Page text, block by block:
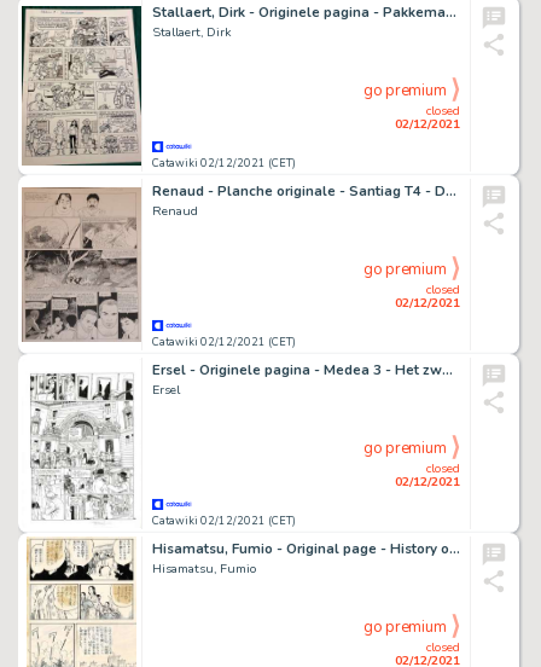
Stallaert, Dirk - Originele pagina - Pakkeman en Poulet 7 - De namaak misdaad
Stallaert, Dirk
Catawiki 02/12/2021 (CET)
closed
02/12/2021
go premium
Renaud - Planche originale - Santiag T4 - De l'autre côté du Rio - (1995)
Renaud
Catawiki 02/12/2021 (CET)
closed
02/12/2021
go premium
Ersel - Originele pagina - Medea 3 - Het zwaard van Troje - (2011)
Ersel
Catawiki 02/12/2021 (CET)
closed
02/12/2021
go premium
Hisamatsu, Fumio - Original page - History of Japan - Oda Nobunaga, the great unifier - (1967)
Hisamatsu, Fumio
closed
02/12/2021
go premium